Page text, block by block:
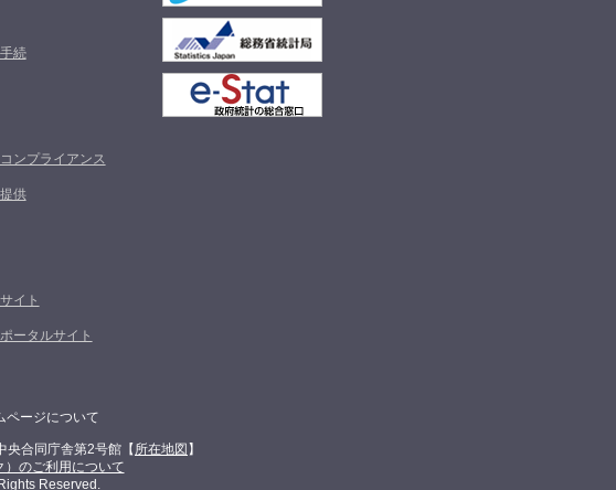
続
ンプライアンス
供
イト
ータルサイト
ページについて
合同庁舎第2号館【 所在地図 】
のご利用について
Reserved.